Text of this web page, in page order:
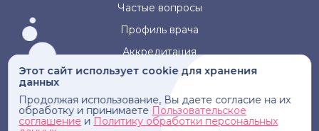
Этот сайт использует cookie для хранения
данных
Продолжая использование, Вы даете согласие на их
обработку и принимаете Пользовательское
соглашение и Политику обработки персональных
Частые вопросы
Профиль врача
Аккредитация
Информация, представленная на сайте, не может быть
использована для постановки диагноза, назначения
лечения и не заменяет прием врача.